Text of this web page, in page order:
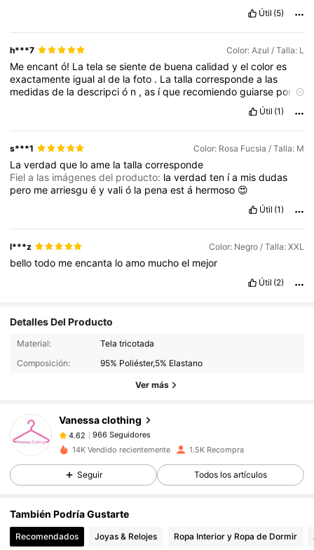
Útil (5)
h***7 Color: Azul / Talla: L
Meencantó! Latelasesientede buenacalidadyelcolores
exactamente igualalde lafoto . Latallacorrespondea las
medidasde ladescripció n ,as íque recomiendoguiarse por la
una
😍😍😍😍😍😍🌺 Útil (1)
s***1 Color: Rosa Fucsia / Talla: M
Laverdadque loame latallacorresponde
Fiel a las imágenes del producto: laverdadten ía misdudas
pero mearriesguéyvalió la penaestá hermoso 😍
Útil (1)
l***z Color: Negro / Talla: XXL
bellotodo meencanta loamo muchoel mejor
Útil (2)
Detalles Del Producto
Material:
Tela tricotada
Composición:
95% Poliéster,5% Elastano
Ver más
Vanessa clothing
966 Seguidores
966 Seguidores
966 Seguidores
c***gseguidoHace 1 día
4.62
966 Seguidores
4.62 966 Seguidores
966 Seguidores
4.62 966 Seguidores
14K Vendido recientemente 1.5K Recompra
Seguir Todos los artículos
También Podría Gustarte
Recomendados Joyas & Relojes Ropa Interior y Ropa de Dormir